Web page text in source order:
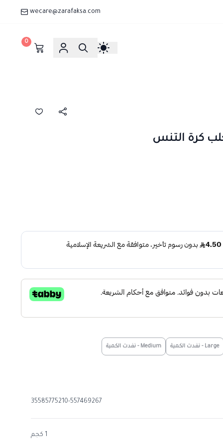
wecare@zarafaksa.com
0
كرة التنس
Large - نفدت الكمية Medium - نفدت الكمية
35585775210-557469267
1 كجم